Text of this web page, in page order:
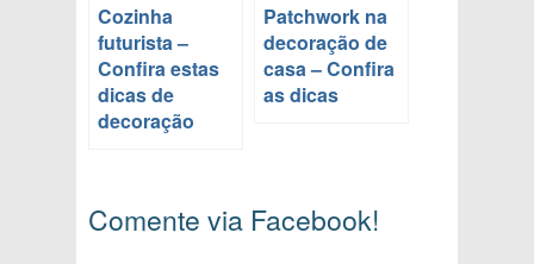
Cozinha
futurista –
Confira estas
dicas de
decoração
Patchwork na
decoração de
casa – Confira
as dicas
Comente via Facebook!